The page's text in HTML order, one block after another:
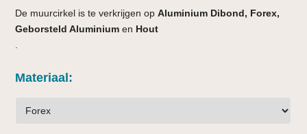
De muurcirkel is te verkrijgen opAluminium Dibond, Forex,
Geborsteld Aluminium en Hout
Materiaal